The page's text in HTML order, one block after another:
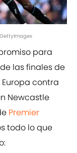
para
las finales de
contra
Newcastle
Premier
todo lo que